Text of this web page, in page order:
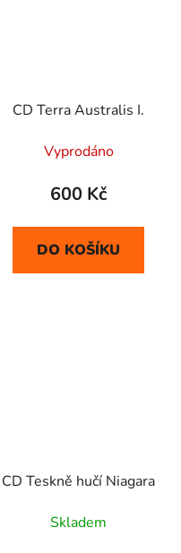
CD Terra Australis I.
Vyprodáno
600 Kč
DO KOŠÍKU
CD Teskně hučí Niagara
Skladem